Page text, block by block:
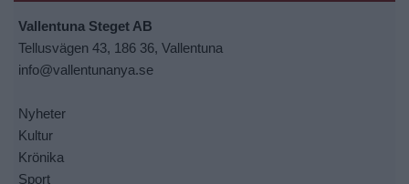
Vallentuna Steget AB
Tellusvägen 43, 186 36, Vallentuna
info@vallentunanya.se
Nyheter
Kultur
Krönika
Sport